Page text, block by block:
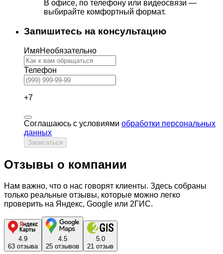
В офисе, по телефону или видеосвязи —
выбирайте комфортный формат.
Запишитесь на консультацию
ИмяНеобязательно
Телефон
+7
Соглашаюсь с условиями обработки персональных
данных
Записаться
Отзывы о компании
Нам важно, что о нас говорят клиенты. Здесь собраны
только реальные отзывы, которые можно легко
проверить на Яндекс, Google или 2ГИС.
4.9
63 отзыва
4.5
25 отзывов
5.0
21 отзыв